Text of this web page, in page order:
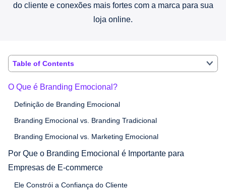
do cliente e conexões mais fortes com a marca para sua
loja online.
Table of Contents
O Que é Branding Emocional?
Definição de Branding Emocional
Branding Emocional vs. Branding Tradicional
Branding Emocional vs. Marketing Emocional
Por Que o Branding Emocional é Importante para
Empresas de E-commerce
Ele Constrói a Confiança do Cliente